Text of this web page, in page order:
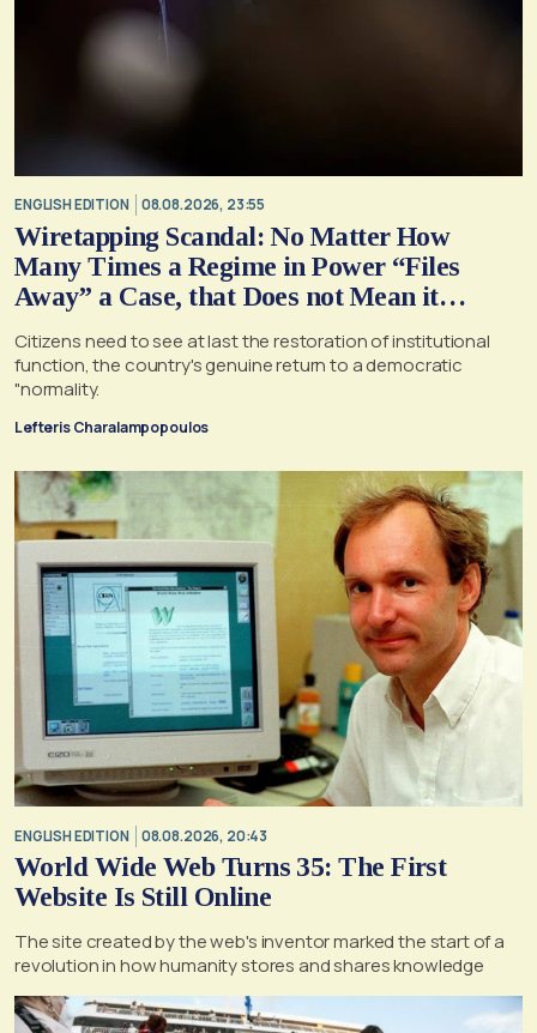
ENGLISH EDITION 08.08.2026, 23:55
Wiretapping Scandal: No Matter How
Many Times a Regime in Power “Files
Away” a Case, that Does not Mean it
Citizens need to see at last the restoration of institutional
function, the country's genuine return to a democratic
"normality.
Lefteris Charalampopoulos
ENGLISH EDITION 08.08.2026, 20:43
World Wide Web Turns 35: The First
Website Is Still Online
The site created by the web's inventor marked the start of a
revolution in how humanity stores and shares knowledge